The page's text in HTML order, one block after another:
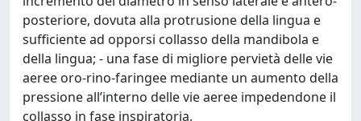
posteriore, dovuta alla protrusione della lingua e
sufficiente ad opporsi collasso della mandibola e
della lingua; - una fase di migliore pervietà delle vie
aeree oro-rino-faringee mediante un aumento della
pressione all’interno delle vie aeree impedendone il
collasso in fase inspiratoria.